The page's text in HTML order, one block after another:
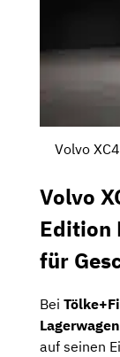
Volvo
Volvo
Edition
für
Bei
Lagerwagen
auf seinen